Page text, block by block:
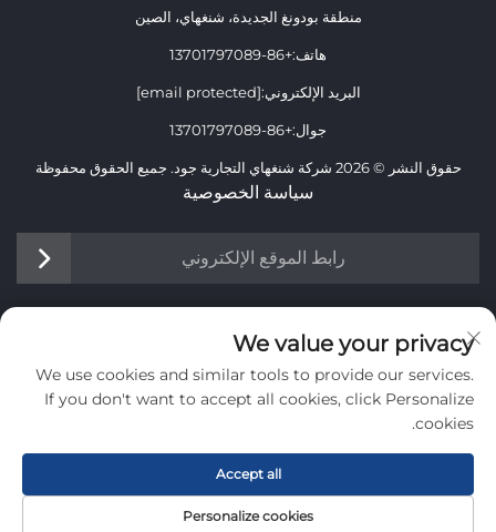
منطقة بودونغ الجديدة، شنغهاي، الصين
هاتف:+86-13701797089
البريد الإلكتروني:[email protected]
جوال:+86-13701797089
حقوق النشر © 2026 شركة شنغهاي التجارية جود. جميع الحقوق محفوظة
سياسة الخصوصية
رابط الموقع الإلكتروني
معلومات
اشترك لتلقي نشرتنا الإخبارية الأسبوعية
أرسل
We value your privacy
We use cookies and similar tools to provide our services.
If you don't want to accept all cookies, click Personalize
cookies.
Personalize cookies
Accept all